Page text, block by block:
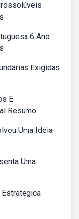
6 Ano
Exigidas
E
Resumo
Uma Ideia
Uma
Estrategica